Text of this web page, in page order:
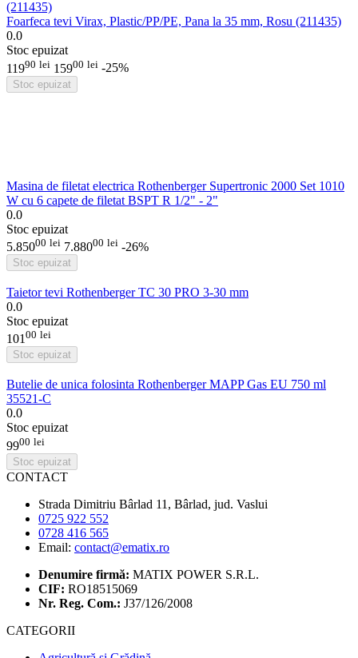
Foarfeca tevi Virax, Plastic/PP/PE, Pana la 35 mm, Rosu (211435)
0.0
Stoc epuizat
11990 lei 15900 lei -25%
Stoc epuizat
Masina de filetat electrica Rothenberger Supertronic 2000 Set 1010
W cu 6 capete de filetat BSPT R 1/2" - 2"
0.0
Stoc epuizat
5.85000 lei 7.88000 lei -26%
Stoc epuizat
Taietor tevi Rothenberger TC 30 PRO 3-30 mm
0.0
Stoc epuizat
101 00 lei
Stoc epuizat
Butelie de unica folosinta Rothenberger MAPP Gas EU 750 ml
35521-C
0.0
Stoc epuizat
9900 lei
Stoc epuizat
CONTACT
Strada Dimitriu Bârlad 11, Bârlad, jud. Vaslui
0725 922 552
0728 416 565
Email: contact@ematix.ro
Denumire firmă: MATIX POWER S.R.L.
CIF: RO18515069
Nr. Reg. Com.: J37/126/2008
CATEGORII